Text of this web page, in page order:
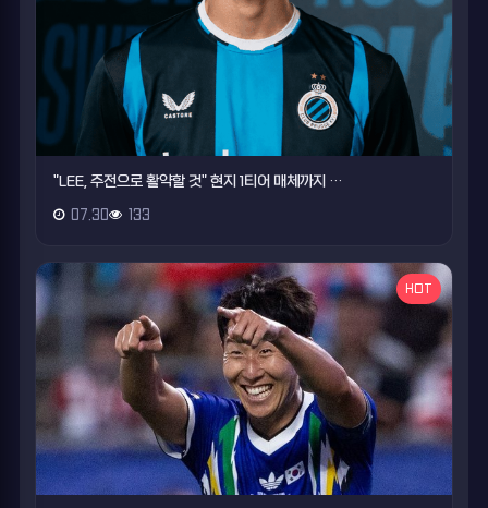
"LEE, 주전으로 활약할 것" 현지 1티어 매체까지 …
07.30 133
HOT